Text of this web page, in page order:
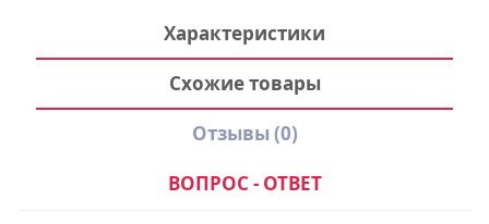
Характеристики
Схожие товары
Отзывы (0)
ВОПРОС - ОТВЕТ